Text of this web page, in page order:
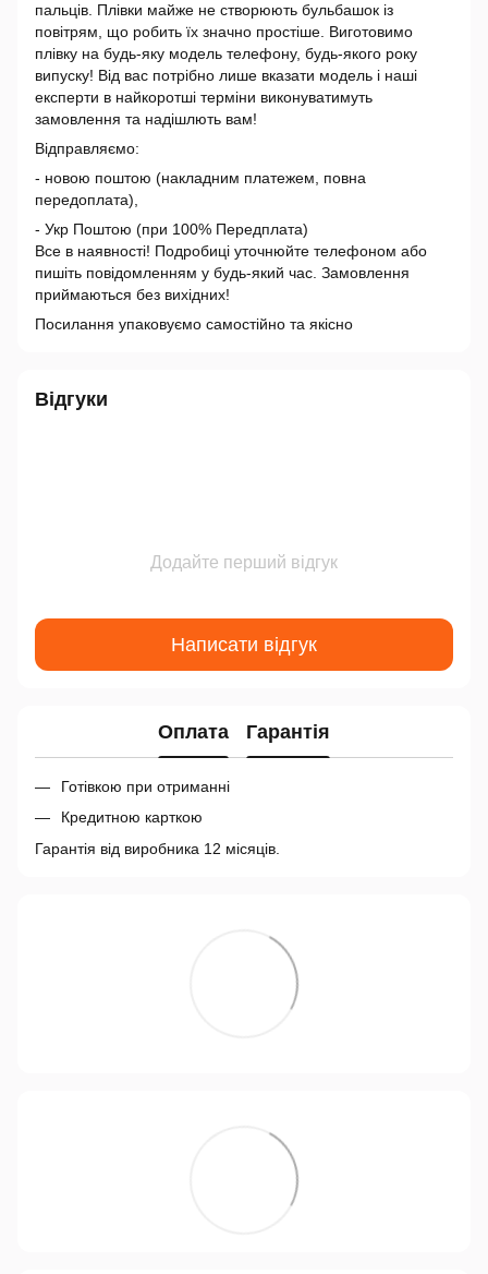
пальців. Плівки майже не створюють бульбашок із
повітрям, що робить їх значно простіше. Виготовимо
плівку на будь-яку модель телефону, будь-якого року
випуску! Від вас потрібно лише вказати модель і наші
експерти в найкоротші терміни виконуватимуть
замовлення та надішлють вам!
Відправляємо:
- новою поштою (накладним платежем, повна
передоплата),
- Укр Поштою (при 100% Передплата)
Все в наявності! Подробиці уточнюйте телефоном або
пишіть повідомленням у будь-який час. Замовлення
приймаються без вихідних!
Посилання упаковуємо самостійно та якісно
Відгуки
Додайте перший відгук
Написати відгук
Оплата Гарантія
Готівкою при отриманні
Кредитною карткою
Гарантія від виробника 12 місяців.